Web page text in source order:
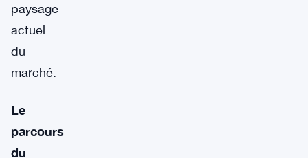
paysage
actuel
du
marché.
Le
parcours
du